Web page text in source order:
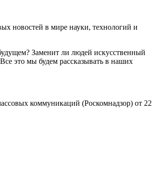
новостей в мире науки, технологий и
Заменит ли людей искусственный
это мы будем рассказывать в наших
коммуникаций (Роскомнадзор) от 22